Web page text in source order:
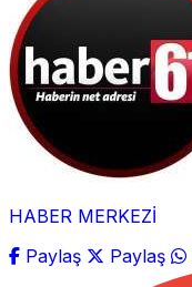
HABER MERKEZİ
Paylaş
Paylaş